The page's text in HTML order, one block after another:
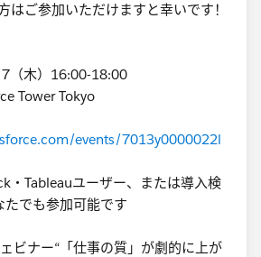
はご参加いただけますと幸いです！
（木）16:00-18:00
Tower Tokyo
events/7013y0000022l
・Tableauユーザー、または導入検
たでも参加可能です
ビナー“「仕事の質」が劇的に上が